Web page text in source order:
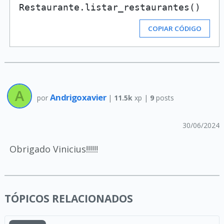
COPIAR CÓDIGO
por Andrigoxavier | 11.5k xp | 9posts
30/06/2024
Obrigado Vinicius!!!!!!
TÓPICOS RELACIONADOS